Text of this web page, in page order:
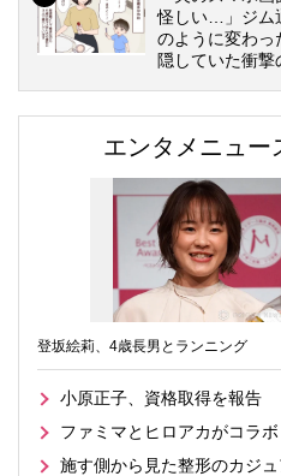
怪しい…」ジム
のように変わっ
隠していた衝撃
エンタメニュー
登坂絵莉、4歳長男とランニング
小原正子、資格取得を報告
ファミマとヒロアカがコラボ
施す側から見た整形のカジ